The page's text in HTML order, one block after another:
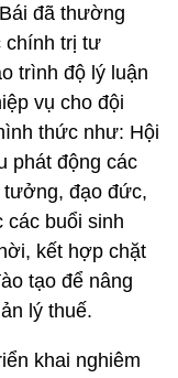
đã thường
chính trị tư
trình độ lý luận
vụ cho đội
thức như: Hội
phát động các
tưởng, đạo đức,
các buổi sinh
kết hợp chặt
tạo để nâng
lý thuế.
khai nghiêm